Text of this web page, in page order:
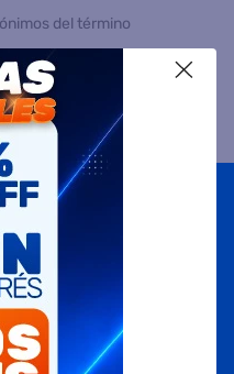
del término
novedades
TU PRIMERA COMPRA
de todas las mejores
D'RICCO.COM!
X